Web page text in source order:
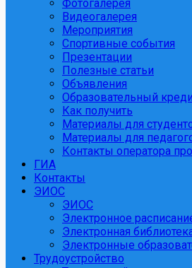
Фотогалерея
Видеогалерея
Мероприятия
Спортивные события
Презентации
Полезные статьи
Объявления
Образовательный
Как получить
Материалы для
Материалы для
Контакты оператора
ГИА
Контакты
ЭИОС
ЭИОС
Электронное
Электронная
Электронные
Трудоустройство